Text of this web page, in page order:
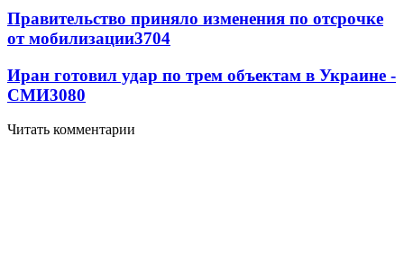
Правительство приняло изменения по отсрочке
от мобилизации3704
Иран готовил удар по трем объектам в Украине -
СМИ3080
Читать комментарии